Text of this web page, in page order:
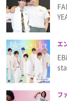
インタビュ
フィルム
Emoメン
エ
フ